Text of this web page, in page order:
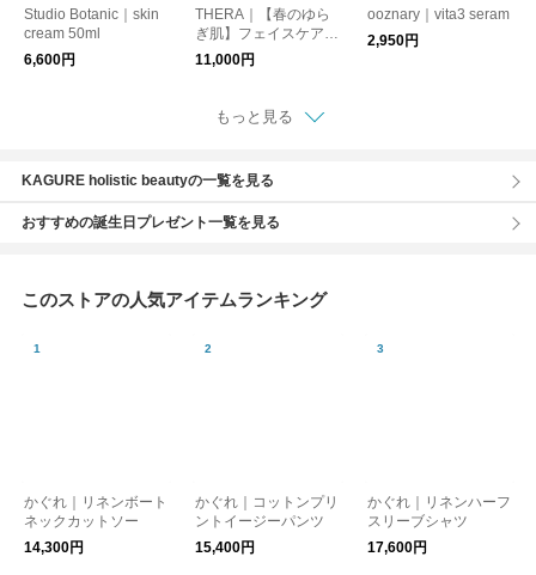
Studio Botanic｜skin
cream 50ml
6,600円
THERA｜【春のゆら
ぎ肌】フェイスケアセ
ット
11,000円
ooznary｜vita3 seram
2,950円
もっと見る
KAGURE holistic beautyの一覧を見る
おすすめの誕生日プレゼント一覧を見る
このストアの人気アイテムランキング
かぐれ｜リネンボート
ネックカットソー
14,300円
かぐれ｜コットンプリ
ントイージーパンツ
15,400円
かぐれ｜リネンハーフ
スリーブシャツ
17,600円